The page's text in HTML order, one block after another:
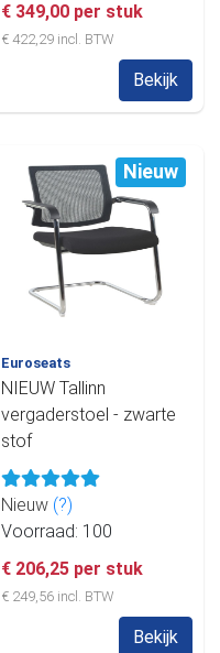
€ 349,00 per stuk
€ 422,29 incl. BTW
Bekijk
Nieuw
Euroseats
NIEUW Tallinn
vergaderstoel - zwarte
stof
Nieuw (?)
Voorraad: 100
€ 206,25 per stuk
€ 249,56 incl. BTW
Bekijk